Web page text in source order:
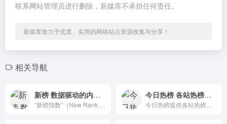
联系网站管理员进行删除，新媒库不承担任何责任。
新媒库致力于优质、实用的网络站点资源收集与分享！
相关导航
新榜 数据驱动的内容产业服务 今日热榜 各站热榜聚合平台